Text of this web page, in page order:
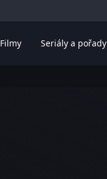
Filmy Seriály a pořady